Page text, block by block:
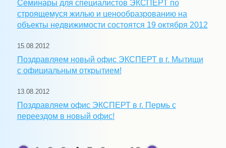
Семинары для специалистов ЭКСПЕРТ по
строящемуся жилью и ценообразрованию на
объекты недвижимости состоятся 19 октября 2012
15.08.2012
Поздравляем новый офис ЭКСПЕРТ в г. Мытищи
с официальным открытием!
13.08.2012
Поздравляем офис ЭКСПЕРТ в г. Пермь с
переездом в новый офис!